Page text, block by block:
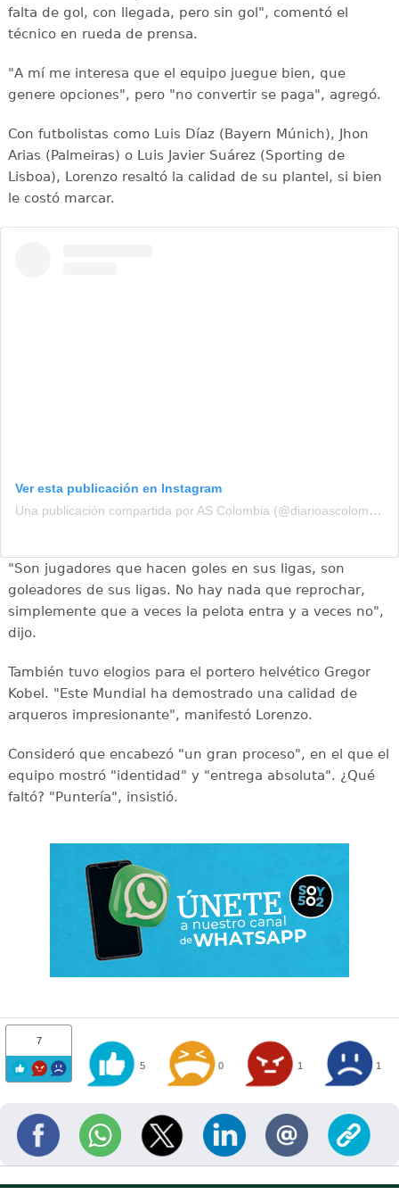
falta de gol, con llegada, pero sin gol", comentó el
técnico en rueda de prensa.
"A mí me interesa que el equipo juegue bien, que
genere opciones", pero "no convertir se paga", agregó.
Con futbolistas como Luis Díaz (Bayern Múnich), Jhon
Arias (Palmeiras) o Luis Javier Suárez (Sporting de
Lisboa), Lorenzo resaltó la calidad de su plantel, si bien
le costó marcar.
Ver esta publicación en Instagram
Una publicación compartida por AS Colombia (@diarioascolombia)
"Son jugadores que hacen goles en sus ligas, son
goleadores de sus ligas. No hay nada que reprochar,
simplemente que a veces la pelota entra y a veces no",
dijo.
También tuvo elogios para el portero helvético Gregor
Kobel. "Este Mundial ha demostrado una calidad de
arqueros impresionante", manifestó Lorenzo.
Consideró que encabezó "un gran proceso", en el que el
equipo mostró "identidad" y "entrega absoluta". ¿Qué
faltó? "Puntería", insistió.
7
5 0 1 1